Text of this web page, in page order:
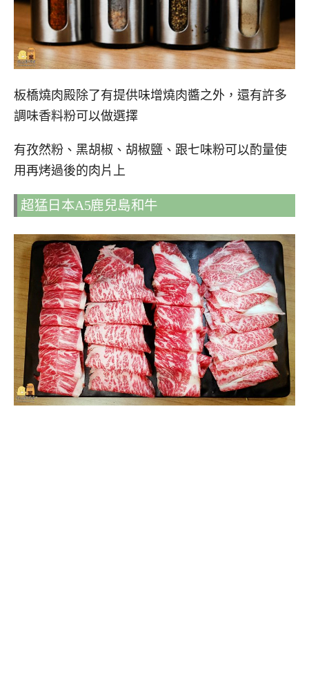
板橋燒肉殿除了有提供味增燒肉醬之外，還有許多
調味香料粉可以做選擇
有孜然粉、黑胡椒、胡椒鹽、跟七味粉可以酌量使
用再烤過後的肉片上
超猛日本A5鹿兒島和牛